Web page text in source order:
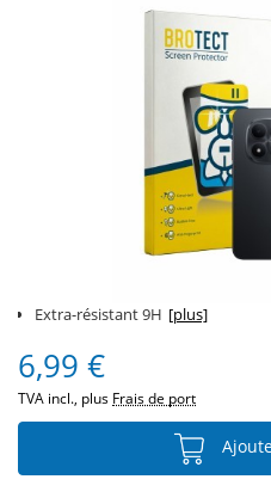
Extra-résistant 9H [plus]
6,99 €
TVA incl., plus Frais de port